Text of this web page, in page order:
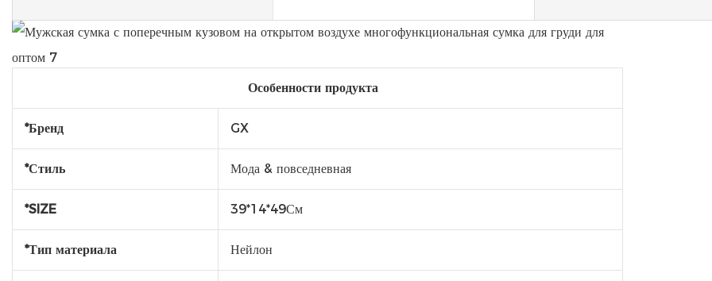
Особенности продукта
*Бренд GX
*Стиль Мода & повседневная
*SIZE 39*14*49См
*Тип материала Нейлон